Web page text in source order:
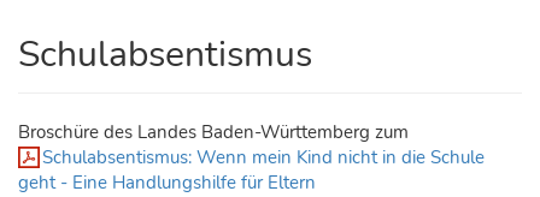
Schulabsentismus
Broschüre des Landes Baden-Württemberg zum
Schulabsentismus: Wenn mein Kind nicht in die Schule
geht - Eine Handlungshilfe für Eltern